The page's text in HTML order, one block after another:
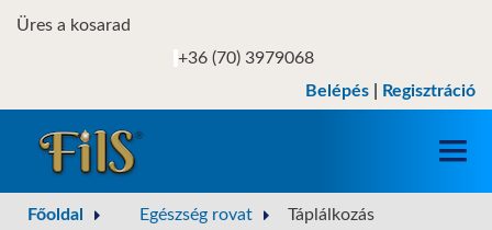
Üres a kosarad
+36 (70) 3979068
Belépés
Regisztráció
WEBÁRUHÁZ
Főoldal Egészség rovat Táplálkozás